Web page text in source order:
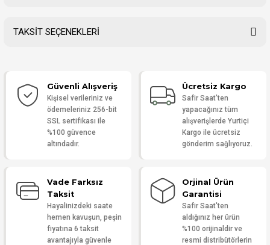
Yorum Yaz
TAKSİT SEÇENEKLERİ
Güvenli Alışveriş
Kişisel verileriniz ve
ödemeleriniz 256-bit
SSL sertifikası ile
%100 güvence
altındadır.
Ücretsiz Kargo
Safir Saat'ten
yapacağınız tüm
alışverişlerde Yurtiçi
Kargo ile ücretsiz
gönderim sağlıyoruz.
Vade Farksız
Taksit
Hayalinizdeki saate
hemen kavuşun, peşin
fiyatına 6 taksit
avantajıyla güvenle
Orjinal Ürün
Garantisi
Safir Saat'ten
aldığınız her ürün
%100 orijinaldir ve
resmi distribütörlerin